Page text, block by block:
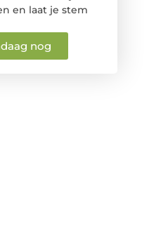
en laat je stem
nog